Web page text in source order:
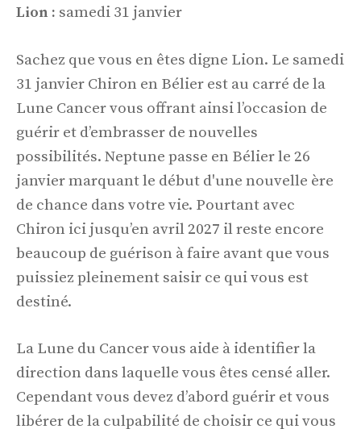
Lion : samedi 31 janvier
Sachez que vous en êtes digne Lion. Le samedi
31 janvier Chiron en Bélier est au carré de la
Lune Cancer vous offrant ainsi l’occasion de
guérir et d’embrasser de nouvelles
possibilités. Neptune passe en Bélier le 26
janvier marquant le début d'une nouvelle ère
de chance dans votre vie. Pourtant avec
Chiron ici jusqu’en avril 2027 il reste encore
beaucoup de guérison à faire avant que vous
puissiez pleinement saisir ce qui vous est
destiné.
La Lune du Cancer vous aide à identifier la
direction dans laquelle vous êtes censé aller.
Cependant vous devez d’abord guérir et vous
libérer de la culpabilité de choisir ce qui vous